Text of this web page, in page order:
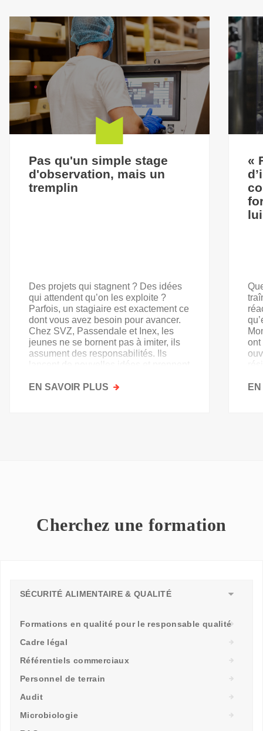
Pas qu'un simple stage
d'observation, mais un
tremplin
Des projets qui stagnent ? Des idées
qui attendent qu’on les exploite ?
Parfois, un stagiaire est exactement ce
dont vous avez besoin pour avancer.
Chez SVZ, Passendale et Inex, les
jeunes ne se bornent pas à imiter, ils
assument des responsabilités. Ils
lancent de nouvelles idées et prennent
EN SAVOIR PLUS SUR
«
ont
Cherchez une formation
SÉCURITÉ ALIMENTAIRE & QUALITÉ
Formations en qualité pour le responsable qualité
Cadre légal
Référentiels commerciaux
Personnel de terrain
Audit
Microbiologie